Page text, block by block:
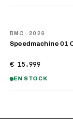
BMC · 2026
Speedmachine 01
€ 15.999
EN STOCK